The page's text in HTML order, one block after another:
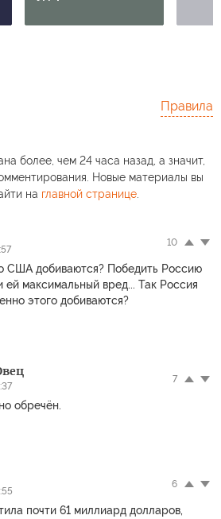
Правила
более, чем 24 часа назад, а значит,
Новые материалы вы
на главной странице.
10
США добиваются? Победить Россию
ей максимальный вред... Так Россия
этого добиваются?
7
обречён.
6
почти 61 миллиард долларов,